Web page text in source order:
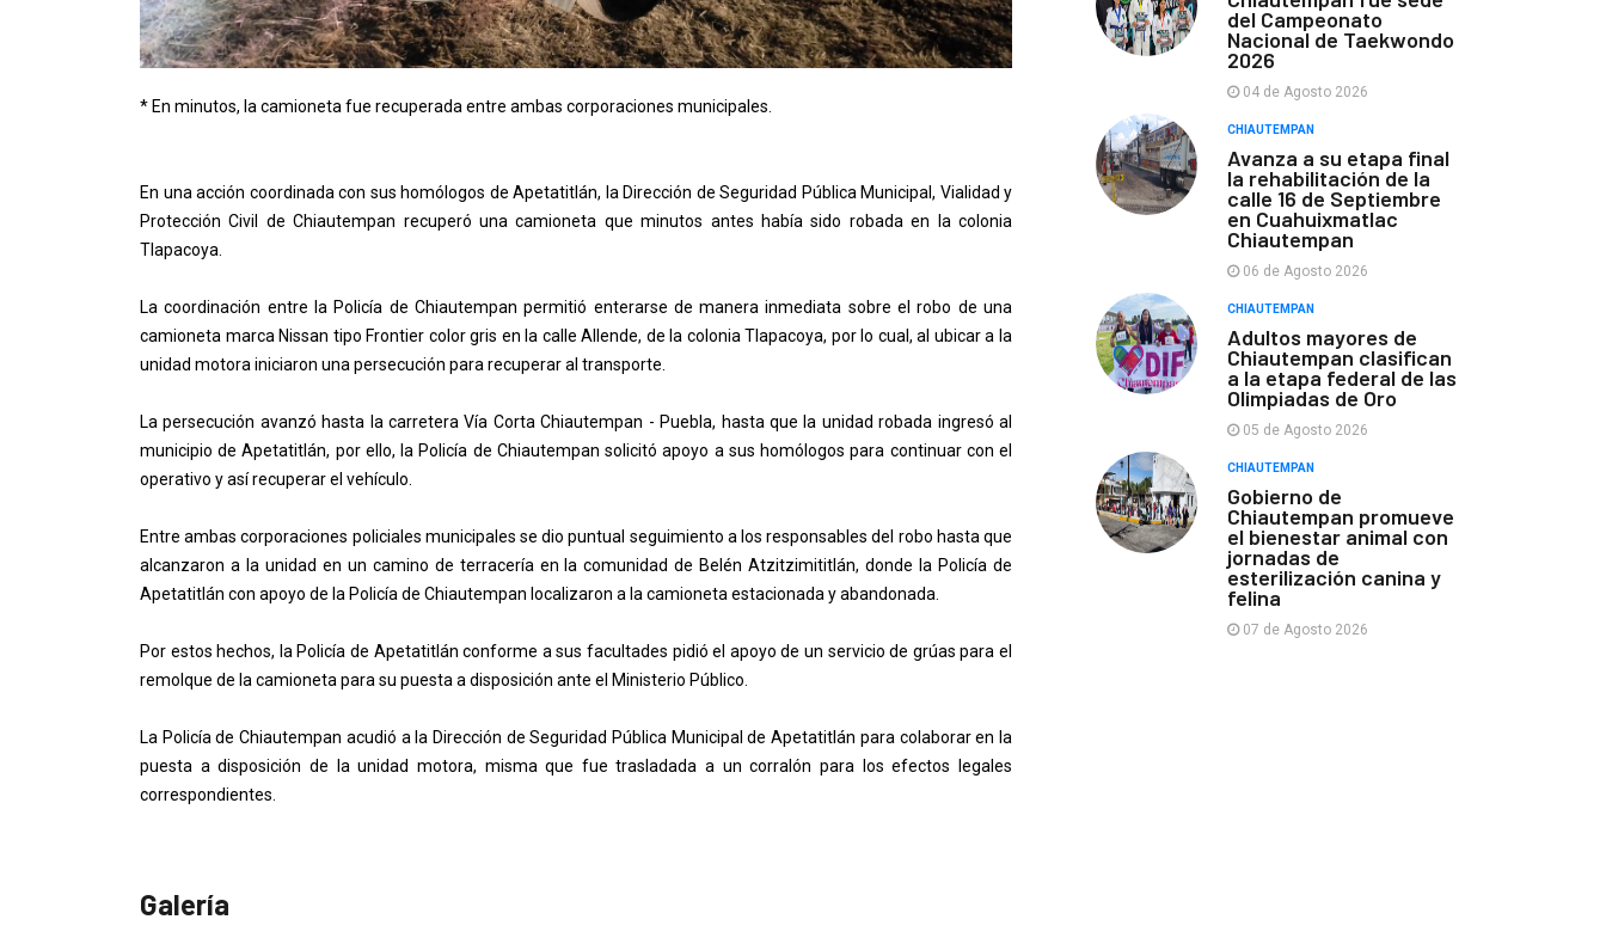
* En minutos, la camioneta fue recuperada entre ambas corporaciones municipales.
En una acción coordinada con sus homólogos de Apetatitlán, la Dirección de Seguridad Pública Municipal, Vialidad y
Protección Civil de Chiautempan recuperó una camioneta que minutos antes había sido robada en la colonia
Tlapacoya.
La coordinación entre la Policía de Chiautempan permitió enterarse de manera inmediata sobre el robo de una
camioneta marca Nissan tipo Frontier color gris en la calle Allende, de la colonia Tlapacoya, por lo cual, al ubicar a la
unidad motora iniciaron una persecución para recuperar al transporte.
La persecución avanzó hasta la carretera Vía Corta Chiautempan - Puebla, hasta que la unidad robada ingresó al
municipio de Apetatitlán, por ello, la Policía de Chiautempan solicitó apoyo a sus homólogos para continuar con el
operativo y así recuperar el vehículo.
Entre ambas corporaciones policiales municipales se dio puntual seguimiento a los responsables del robo hasta que
alcanzaron a la unidad en un camino de terracería en la comunidad de Belén Atzitzimititlán, donde la Policía de
Apetatitlán con apoyo de la Policía de Chiautempan localizaron a la camioneta estacionada y abandonada.
Por estos hechos, la Policía de Apetatitlán conforme a sus facultades pidió el apoyo de un servicio de grúas para el
remolque de la camioneta para su puesta a disposición ante el Ministerio Público.
La Policía de Chiautempan acudió a la Dirección de Seguridad Pública Municipal de Apetatitlán para colaborar en la
puesta a disposición de la unidad motora, misma que fue trasladada a un corralón para los efectos legales
correspondientes.
Galería
del Campeonato
Nacional de Taekwondo
2026
04 de Agosto 2026
CHIAUTEMPAN
Avanza a su etapa final
la rehabilitación de la
calle 16 de Septiembre
en Cuahuixmatlac
Chiautempan
06 de Agosto 2026
CHIAUTEMPAN
Adultos mayores de
Chiautempan clasifican
a la etapa federal de las
Olimpiadas de Oro
05 de Agosto 2026
CHIAUTEMPAN
Gobierno de
Chiautempan promueve
el bienestar animal con
jornadas de
esterilización canina y
felina
07 de Agosto 2026